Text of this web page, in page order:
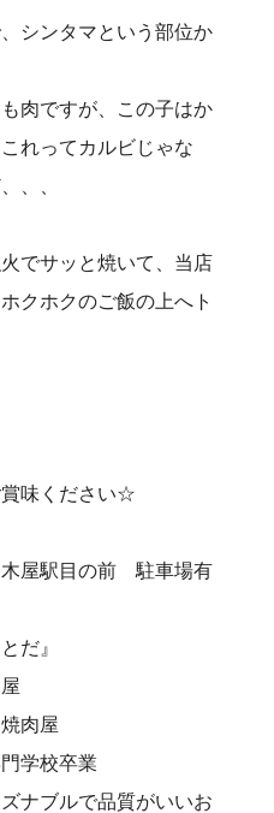
シンタマという部位か
肉ですが、この子はか
れってカルビじゃな
、、
でサッと焼いて、当店
クホクのご飯の上へト
味ください☆
屋駅目の前 駐車場有
だ』⠀
⠀
肉屋⠀
学校卒業⠀
ナブルで品質がいいお